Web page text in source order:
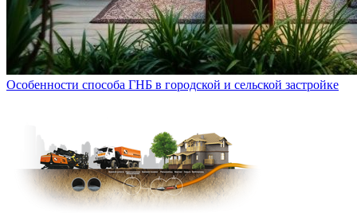
Особенности способа ГНБ в городской и сельской застройке